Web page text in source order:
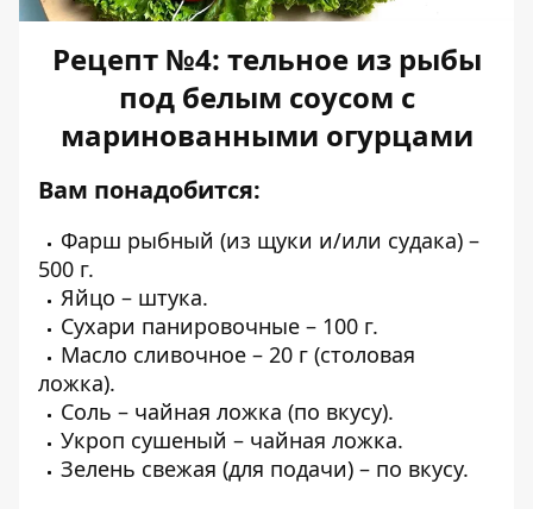
Рецепт №4: тельное из рыбы
под белым соусом с
маринованными огурцами
Вам понадобится:
Фарш рыбный (из щуки и/или судака) –
500 г.
Яйцо – штука.
Сухари панировочные – 100 г.
Масло сливочное – 20 г (столовая
ложка).
Соль – чайная ложка (по вкусу).
Укроп сушеный – чайная ложка.
Зелень свежая (для подачи) – по вкусу.